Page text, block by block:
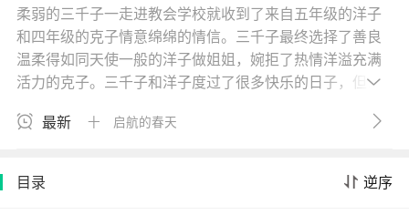
柔弱的三千子一走进教会学校就收到了来自五年级的洋子
和四年级的克子情意绵绵的情信。三千子最终选择了善良
温柔得如同天使一般的洋子做姐姐，婉拒了热情洋溢充满
活力的克子。三千子和洋子度过了很多快乐的日子，但在
心充满挣扎 。
最新 十 启航的春天
逆序
目录